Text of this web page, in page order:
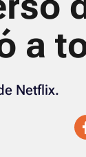
a
Netflix.